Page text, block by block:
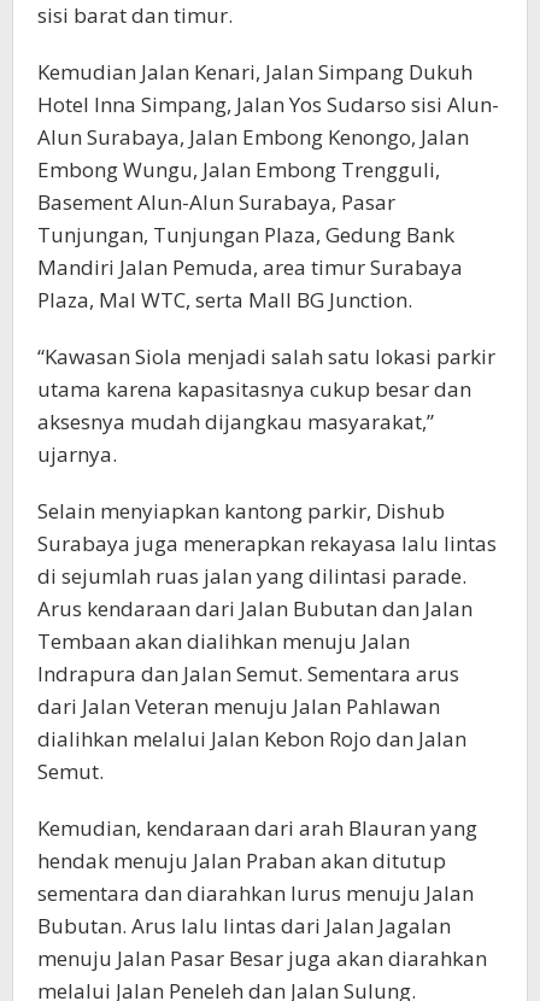
sisi barat dan timur.
Kemudian Jalan Kenari, Jalan Simpang Dukuh
Hotel Inna Simpang, Jalan Yos Sudarso sisi Alun-
Alun Surabaya, Jalan Embong Kenongo, Jalan
Embong Wungu, Jalan Embong Trengguli,
Basement Alun-Alun Surabaya, Pasar
Tunjungan, Tunjungan Plaza, Gedung Bank
Mandiri Jalan Pemuda, area timur Surabaya
Plaza, Mal WTC, serta Mall BG Junction.
“Kawasan Siola menjadi salah satu lokasi parkir
utama karena kapasitasnya cukup besar dan
aksesnya mudah dijangkau masyarakat,”
ujarnya.
Selain menyiapkan kantong parkir, Dishub
Surabaya juga menerapkan rekayasa lalu lintas
di sejumlah ruas jalan yang dilintasi parade.
Arus kendaraan dari Jalan Bubutan dan Jalan
Tembaan akan dialihkan menuju Jalan
Indrapura dan Jalan Semut. Sementara arus
dari Jalan Veteran menuju Jalan Pahlawan
dialihkan melalui Jalan Kebon Rojo dan Jalan
Semut.
Kemudian, kendaraan dari arah Blauran yang
hendak menuju Jalan Praban akan ditutup
sementara dan diarahkan lurus menuju Jalan
Bubutan. Arus lalu lintas dari Jalan Jagalan
menuju Jalan Pasar Besar juga akan diarahkan
melalui Jalan Peneleh dan Jalan Sulung.